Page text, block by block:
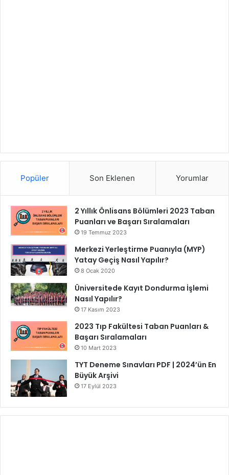
Popüler Son Eklenen Yorumlar
2 Yıllık Önlisans Bölümleri 2023 Taban
Puanları ve Başarı Sıralamaları
19 Temmuz 2023
Merkezi Yerleştirme Puanıyla (MYP)
Yatay Geçiş Nasıl Yapılır?
8 Ocak 2020
Üniversitede Kayıt Dondurma İşlemi
Nasıl Yapılır?
17 Kasım 2023
2023 Tıp Fakültesi Taban Puanları &
Başarı Sıralamaları
10 Mart 2023
TYT Deneme Sınavları PDF | 2024’ün En
Büyük Arşivi
17 Eylül 2023